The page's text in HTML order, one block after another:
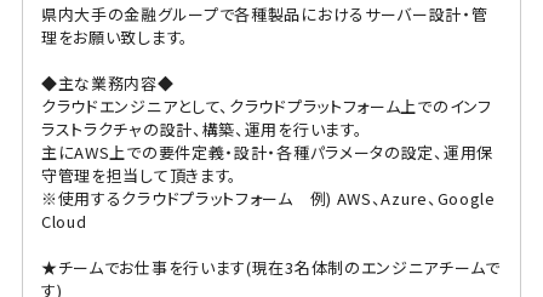
県内大手の金融グループで各種製品におけるサーバー設計・管
理をお願い致します。
◆主な業務内容◆
クラウドエンジニアとして、クラウドプラットフォーム上でのインフ
ラストラクチャの設計、構築、運用を行います。
主にAWS上での要件定義・設計・各種パラメータの設定、運用保
守管理を担当して頂きます。
※使用するクラウドプラットフォーム 例) AWS、Azure、Google
Cloud
★チームでお仕事を行います(現在3名体制のエンジニアチームで
す)